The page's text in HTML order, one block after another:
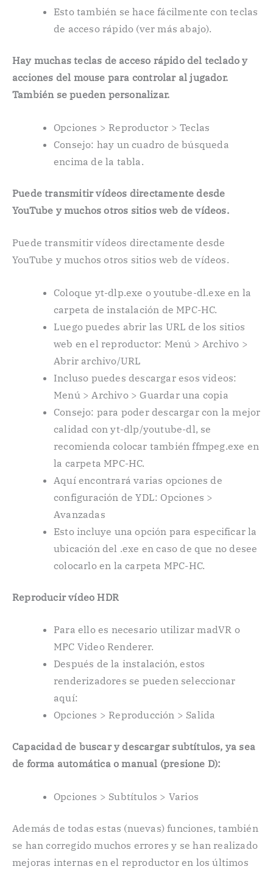
Esto también se hace fácilmente con teclas
de acceso rápido (ver más abajo).
Hay muchas teclas de acceso rápido del teclado y
acciones del mouse para controlar al jugador.
También se pueden personalizar.
Opciones > Reproductor > Teclas
Consejo: hay un cuadro de búsqueda
encima de la tabla.
Puede transmitir vídeos directamente desde
YouTube y muchos otros sitios web de vídeos.
Puede transmitir vídeos directamente desde
YouTube y muchos otros sitios web de vídeos.
Coloque yt-dlp.exe o youtube-dl.exe en la
carpeta de instalación de MPC-HC.
Luego puedes abrir las URL de los sitios
web en el reproductor: Menú > Archivo >
Abrir archivo/URL
Incluso puedes descargar esos videos:
Menú > Archivo > Guardar una copia
Consejo: para poder descargar con la mejor
calidad con yt-dlp/youtube-dl, se
recomienda colocar también ffmpeg.exe en
la carpeta MPC-HC.
Aquí encontrará varias opciones de
configuración de YDL: Opciones >
Avanzadas
Esto incluye una opción para especificar la
ubicación del .exe en caso de que no desee
colocarlo en la carpeta MPC-HC.
Reproducir vídeo HDR
Para ello es necesario utilizar madVR o
MPC Video Renderer.
Después de la instalación, estos
renderizadores se pueden seleccionar
aquí:
Opciones > Reproducción > Salida
Capacidad de buscar y descargar subtítulos, ya sea
de forma automática o manual (presione D):
Opciones > Subtítulos > Varios
Además de todas estas (nuevas) funciones, también
se han corregido muchos errores y se han realizado
mejoras internas en el reproductor en los últimos